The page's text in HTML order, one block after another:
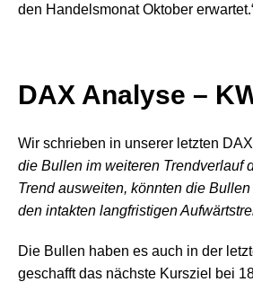
den Handelsmonat Oktober
DAX Analyse –
Wir schrieben in unserer letzten
die Bullen im weiteren Trendverlauf
Trend ausweiten, könnten die
den intakten langfristigen
Die Bullen haben es auch in der
geschafft das nächste Kursziel bei